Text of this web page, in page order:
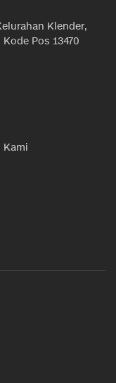
Klender,
Pos 13470
Kami